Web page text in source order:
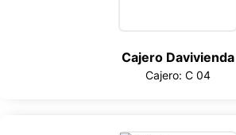
Cajero Davivienda
Cajero: C 04